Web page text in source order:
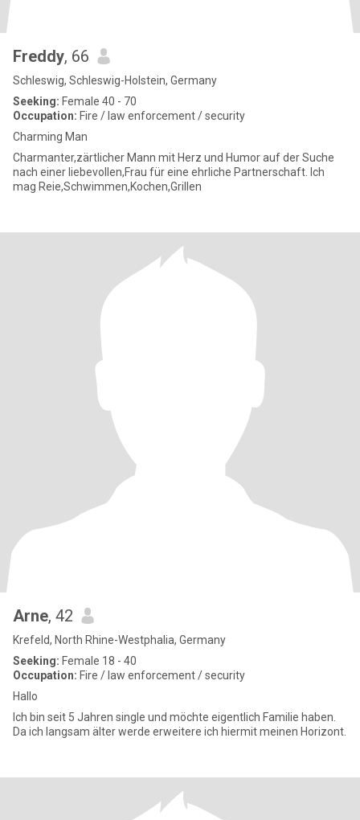
Freddy, 66
Schleswig, Schleswig-Holstein, Germany
Seeking: Female 40 - 70
Occupation: Fire / law enforcement / security
Charming Man
Charmanter,zärtlicher Mann mit Herz und Humor auf der Suche
nach einer liebevollen,Frau für eine ehrliche Partnerschaft. Ich
mag Reie,Schwimmen,Kochen,Grillen
Arne, 42
Krefeld, North Rhine-Westphalia, Germany
Seeking: Female 18 - 40
Occupation: Fire / law enforcement / security
Hallo
Ich bin seit 5 Jahren single und möchte eigentlich Familie haben.
Da ich langsam älter werde erweitere ich hiermit meinen Horizont.